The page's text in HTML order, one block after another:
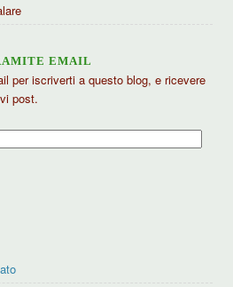
EMAIL
per iscriverti a questo blog, e ricevere
post.